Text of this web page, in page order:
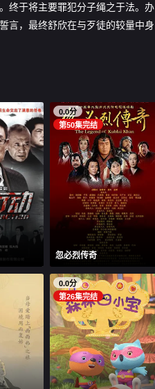
终于将主要罪犯分子绳之于法。办
言，最终舒欣在与歹徒的较量中身
0.0分
第50集完结
忽必烈传奇
0.0分
第26集完结